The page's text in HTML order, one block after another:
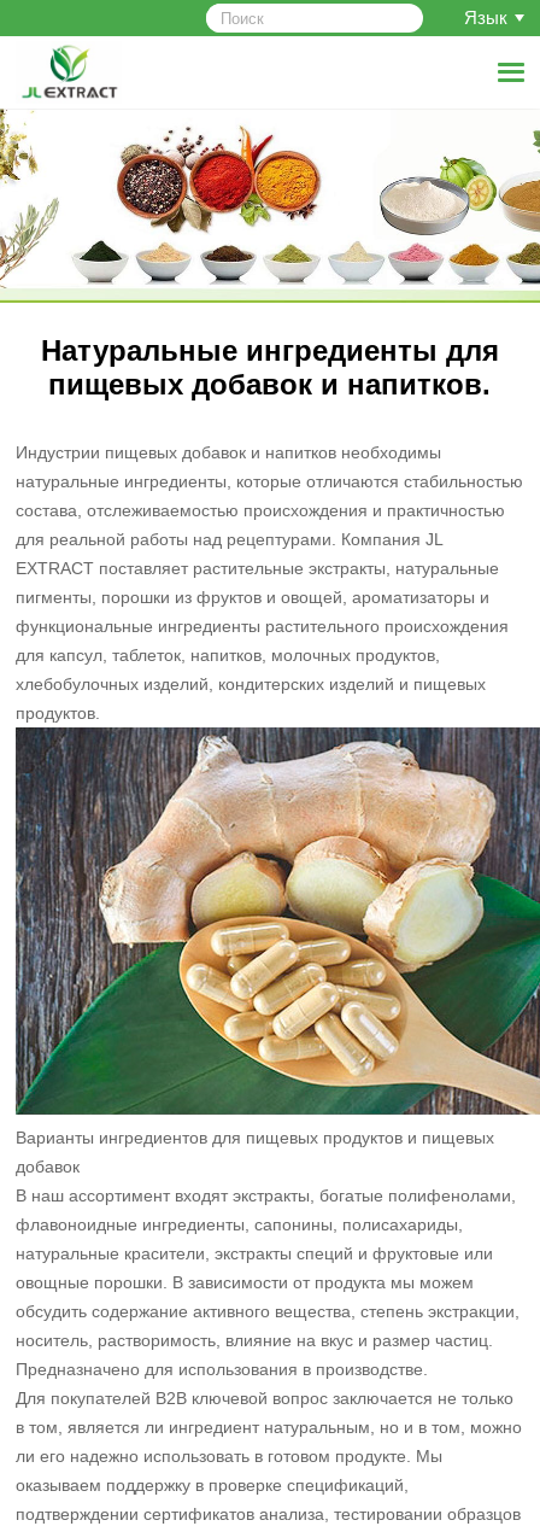
Язык
Натуральные ингредиенты для
пищевых добавок и напитков.
Индустрии пищевых добавок и напитков необходимы
натуральные ингредиенты, которые отличаются стабильностью
состава, отслеживаемостью происхождения и практичностью
для реальной работы над рецептурами. Компания JL
EXTRACT поставляет растительные экстракты, натуральные
пигменты, порошки из фруктов и овощей, ароматизаторы и
функциональные ингредиенты растительного происхождения
для капсул, таблеток, напитков, молочных продуктов,
хлебобулочных изделий, кондитерских изделий и пищевых
продуктов.
Варианты ингредиентов для пищевых продуктов и пищевых
добавок
В наш ассортимент входят экстракты, богатые полифенолами,
флавоноидные ингредиенты, сапонины, полисахариды,
натуральные красители, экстракты специй и фруктовые или
овощные порошки. В зависимости от продукта мы можем
обсудить содержание активного вещества, степень экстракции,
носитель, растворимость, влияние на вкус и размер частиц.
Предназначено для использования в производстве.
Для покупателей B2B ключевой вопрос заключается не только
в том, является ли ингредиент натуральным, но и в том, можно
ли его надежно использовать в готовом продукте. Мы
оказываем поддержку в проверке спецификаций,
подтверждении сертификатов анализа, тестировании образцов